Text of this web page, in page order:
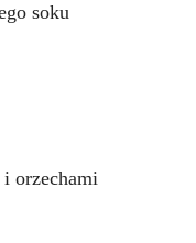
soku
orzechami